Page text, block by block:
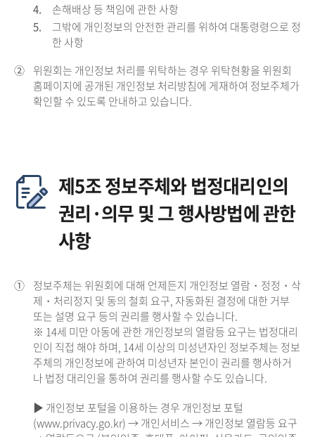
4.
손해배상 등 책임에 관한 사항
5.
그밖에 개인정보의 안전한 관리를 위하여 대통령령으로 정
한 사항
② 위원회는 개인정보 처리를 위탁하는 경우 위탁현황을 위원회
홈페이지에 공개된 개인정보 처리방침에 게재하여 정보주체가
확인할 수 있도록 안내하고 있습니다.
제5조 정보주체와 법정대리인의
권리·의무 및 그 행사방법에 관한
사항
① 정보주체는 위원회에 대해 언제든지 개인정보 열람・정정・삭
제・처리정지 및 동의 철회 요구, 자동화된 결정에 대한 거부
또는 설명 요구 등의 권리를 행사할 수 있습니다.
※ 14세 미만 아동에 관한 개인정보의 열람등 요구는 법정대리
인이 직접 해야 하며, 14세 이상의 미성년자인 정보주체는 정보
주체의 개인정보에 관하여 미성년자 본인이 권리를 행사하거
나 법정 대리인을 통하여 권리를 행사할 수도 있습니다.
▶ 개인정보 포털을 이용하는 경우 개인정보 포털
(www.privacy.go.kr) → 개인서비스 → 개인정보 열람등 요구